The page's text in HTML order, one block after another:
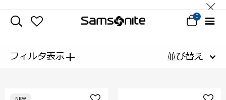
0
フィルタ表示+ 並び替え